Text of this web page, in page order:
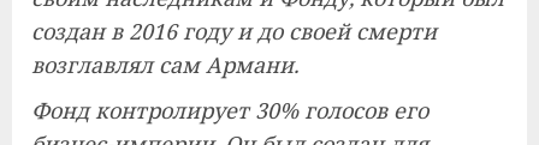
создан в 2016 году и до своей смерти
возглавлял сам Армани.
Фонд контролирует 30% голосов его